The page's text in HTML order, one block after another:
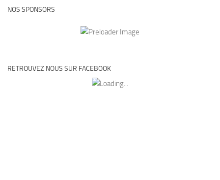
NOS SPONSORS
RETROUVEZ NOUS SUR FACEBOOK